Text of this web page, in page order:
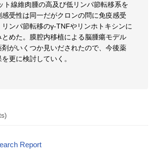
ト線維肉腫の高及び低リンパ節転移系を
受性は同一だがクロンの問に免疫感受
ンパ節転移のγ-TNFやリンホトキシンに
とめた。膜腔内移植による脳腫瘍モデル
がいくつか見いだされたので、今後薬
更に検討していく。
Report